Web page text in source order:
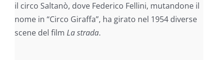
il circo Saltanò, dove Federico Fellini, mutandone il
nome in “Circo Giraffa”, ha girato nel 1954 diverse
scene del film La strada.